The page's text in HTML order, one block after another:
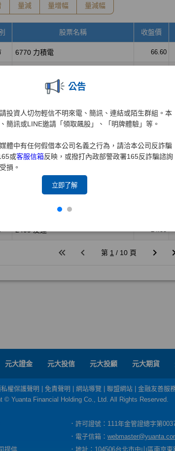
公告
投資人切勿輕信不明來電、簡訊、連結或陌生群組。本
簡訊或LINE邀請「領取飆股」、「明牌體驗」等。
體中有任何假借本公司名義之行為，請洽本公司反詐騙
或客服信箱反映，或撥打內政部警政署165反詐騙諮詢
損。
立即了解
元大證金 元大投信 元大投顧 元大期貨
私權保護聲明 免責聲明 網站導覽 聯盟網站
金融友善服
© Yuanta Financial Holding Co., Ltd. All Rights Reserved.
．許可證號：111年金管證總字第
．電子信箱：
提供
．地址：104506台北市中山區南京